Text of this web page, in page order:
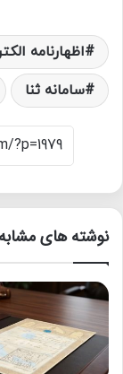
اظهارنامه
سامانه ثنا
نوشته های مشابه